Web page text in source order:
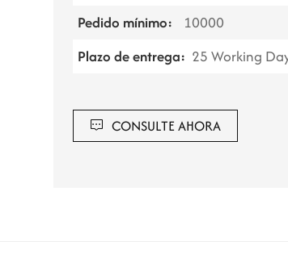
Pedido mínimo:
10000
Plazo de entrega: 25 Working
CONSULTE AHORA